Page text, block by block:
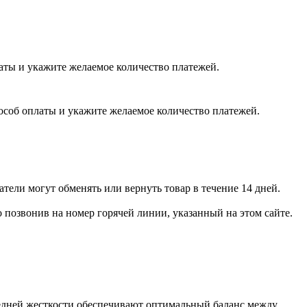
и укажите желаемое количество платежей.
оплаты и укажите желаемое количество платежей.
могут обменять или вернуть товар в течение 14 дней.
на номер горячей линии, указанный на этом сайте.
жесткости обеспечивают оптимальный баланс между